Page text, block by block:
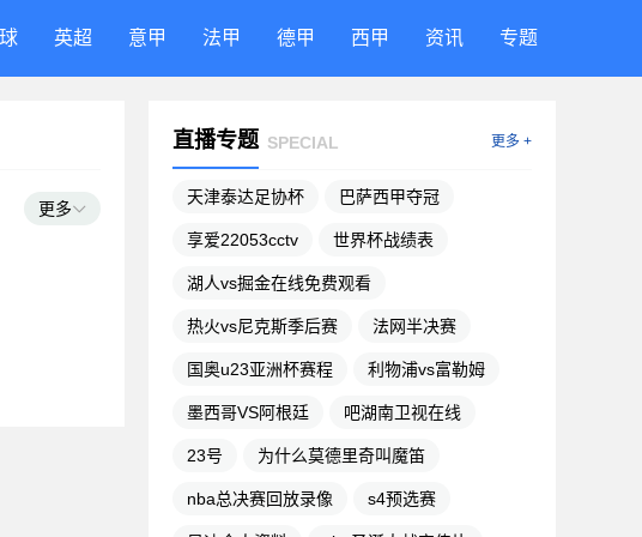
英超 意甲 法甲 德甲 西甲 资讯 专题
更多
直播专题 SPECIAL 更多 +
天津泰达足协杯 巴萨西甲夺冠
享爱22053cctv 世界杯战绩表
湖人vs掘金在线免费观看
热火vs尼克斯季后赛 法网半决赛
国奥u23亚洲杯赛程 利物浦vs富勒姆
墨西哥VS阿根廷 吧湖南卫视在线
23号 为什么莫德里奇叫魔笛
nba总决赛回放录像 s4预选赛